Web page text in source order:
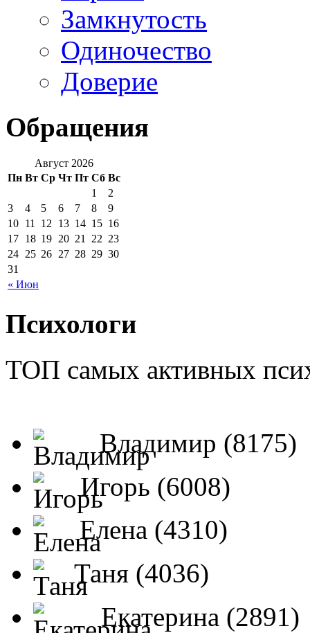
Замкнутость
Одиночество
Доверие
Обращения
Август 2026
Пн Вт Ср Чт Пт Сб Вс
« Июн
1
2
3
4 5 6 7 8
9
10 11 12 13 14 15 16
17 18 19 20 21 22 23
24 25 26 27 28 29 30
31
Психологи
ТОП самых активных
Владимир (8175)
Игорь (6008)
Елена (4310)
Таня (4036)
Екатерина (2891)